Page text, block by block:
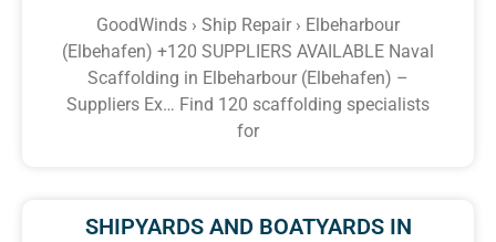
GoodWinds › Ship Repair › Elbeharbour
(Elbehafen) +120 SUPPLIERS AVAILABLE Naval
Scaffolding in Elbeharbour (Elbehafen) –
Suppliers Ex… Find 120 scaffolding specialists
for
SHIPYARDS AND BOATYARDS IN